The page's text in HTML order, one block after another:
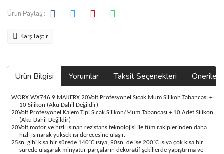
Ürün Paylaş :
Karşılaştır
Ürün Bilgisi Yorumlar Taksit Seçenekleri
· WORX WX746.9 MAKERX 20Volt Profesyonel Sıcak Mum Silikon Tabancası +
10 Silikon (Akü Dahil Değildir)
· 20Volt Profesyonel Kalem Tipi Sıcak Silikon/Mum Tabancası + 10 Adet Silikon
(Akü Dahil Değildir)
· 20Volt motor ve hızlı ısınan rezistans teknolojisi ile tüm rakiplerinden daha
hızlı ısınarak yüksek ısı derecesine ulaşır.
· 25sn. gibi kısa bir sürede 140˚C ısıya, 90sn. de ise 200˚C ısıya çok kısa bir
sürede ulaşarak minyatür parçaların dekoratif şekillerde yapıştırma ve